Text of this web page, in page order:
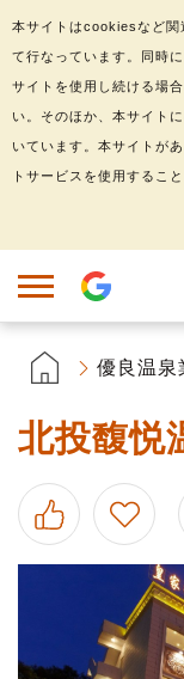
優良温泉
北投馥悦
本サイトはcookiesなど関
て行なっています。同時
サイトを使用し続ける場
い。そのほか、本サイト
いています。本サイトが
トサービスを使用するこ